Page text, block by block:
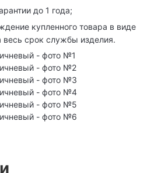
до 1 года;
купленного товара в виде
весь срок службы изделия.